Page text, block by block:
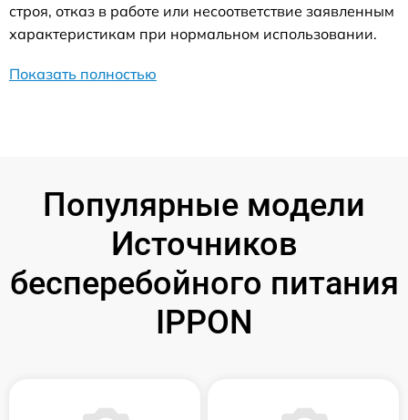
строя, отказ в работе или несоответствие заявленным
характеристикам при нормальном использовании.
Показать полностью
Популярные модели
Источников
бесперебойного питания
IPPON